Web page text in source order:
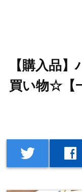
【購入品
買い物☆【
twitter facebook